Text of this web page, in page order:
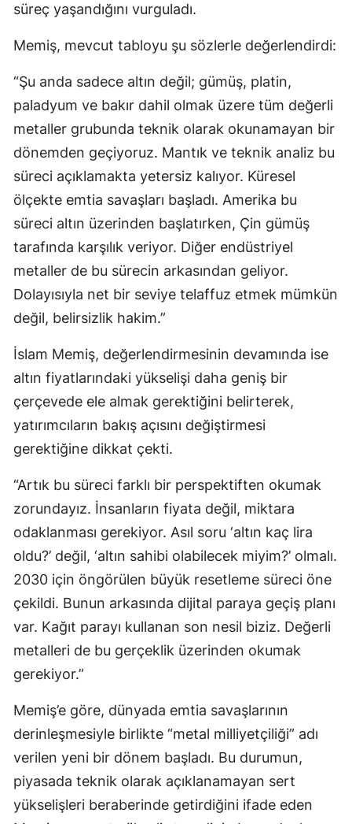
süreç yaşandığını vurguladı.
Memiş, mevcut tabloyu şu sözlerle değerlendirdi:
“Şu anda sadece altın değil; gümüş, platin,
paladyum ve bakır dahil olmak üzere tüm değerli
metaller grubunda teknik olarak okunamayan bir
dönemden geçiyoruz. Mantık ve teknik analiz bu
süreci açıklamakta yetersiz kalıyor. Küresel
ölçekte emtia savaşları başladı. Amerika bu
süreci altın üzerinden başlatırken, Çin gümüş
tarafında karşılık veriyor. Diğer endüstriyel
metaller de bu sürecin arkasından geliyor.
Dolayısıyla net bir seviye telaffuz etmek mümkün
değil, belirsizlik hakim.”
İslam Memiş, değerlendirmesinin devamında ise
altın fiyatlarındaki yükselişi daha geniş bir
çerçevede ele almak gerektiğini belirterek,
yatırımcıların bakış açısını değiştirmesi
gerektiğine dikkat çekti.
“Artık bu süreci farklı bir perspektiften okumak
zorundayız. İnsanların fiyata değil, miktara
odaklanması gerekiyor. Asıl soru ‘altın kaç lira
oldu?’ değil, ‘altın sahibi olabilecek miyim?’ olmalı.
2030 için öngörülen büyük resetleme süreci öne
çekildi. Bunun arkasında dijital paraya geçiş planı
var. Kağıt parayı kullanan son nesil biziz. Değerli
metalleri de bu gerçeklik üzerinden okumak
gerekiyor.”
Memiş’e göre, dünyada emtia savaşlarının
derinleşmesiyle birlikte “metal milliyetçiliği” adı
verilen yeni bir dönem başladı. Bu durumun,
piyasada teknik olarak açıklanamayan sert
yükselişleri beraberinde getirdiğini ifade eden